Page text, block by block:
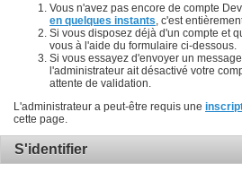
Vous n'avez pas encore de compte
en quelques instants , c'est
Si vous disposez déjà d'un compte et
vous à l'aide du formulaire ci-dessous.
Si vous essayez d'envoyer un
l'administrateur ait désactivé votre
attente de validation.
L'administrateur a peut-être requis une
cette page.
S'identifier